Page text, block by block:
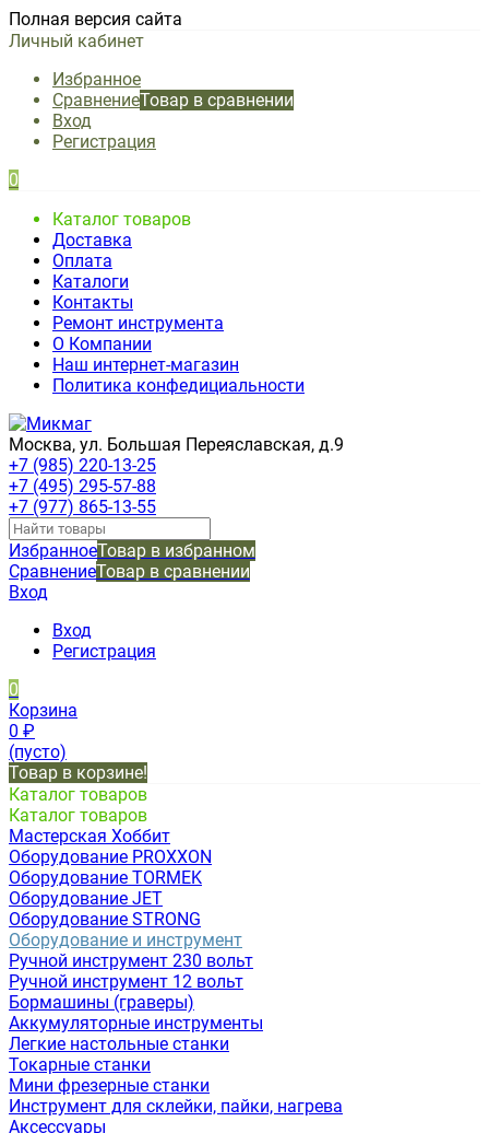
Полная версия сайта
Личный кабинет
Избранное
СравнениеТовар в сравнении
Вход
Регистрация
0
Каталог товаров
Доставка
Оплата
Каталоги
Контакты
Ремонт инструмента
О Компании
Наш интернет-магазин
Политика конфедициальности
Москва, ул. Большая Переяславская, д.9
+7 (985) 220-13-25
+7 (495) 295-57-88
+7 (977) 865-13-55
ИзбранноеТовар в избранном
СравнениеТовар в сравнении
Вход
Вход
Регистрация
0
Корзина
0 ₽
(пусто)
Товар в корзине!
Каталог товаров
Каталог товаров
Мастерская Хоббит
Оборудование PROXXON
Оборудование TORMEK
Оборудование JET
Оборудование STRONG
Оборудование и инструмент
Ручной инструмент 230 вольт
Ручной инструмент 12 вольт
Бормашины (граверы)
Аккумуляторные инструменты
Легкие настольные станки
Токарные станки
Мини фрезерные станки
Инструмент для склейки, пайки, нагрева
Аксессуары